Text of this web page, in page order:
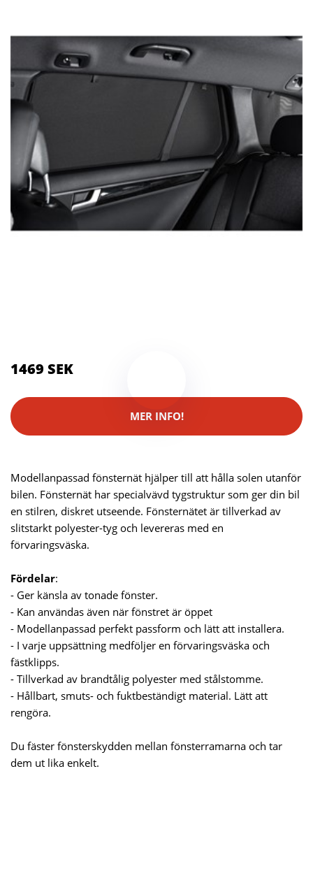
1469 SEK
MER INFO!
Modellanpassad fönsternät hjälper till att hålla solen utanför
bilen. Fönsternät har specialvävd tygstruktur som ger din bil
en stilren, diskret utseende. Fönsternätet är tillverkad av
slitstarkt polyester-tyg och levereras med en
förvaringsväska.
Fördelar:
- Ger känsla av tonade fönster.
- Kan användas även när fönstret är öppet
- Modellanpassad perfekt passform och lätt att installera.
- I varje uppsättning medföljer en förvaringsväska och
fästklipps.
- Tillverkad av brandtålig polyester med stålstomme.
- Hållbart, smuts- och fuktbeständigt material. Lätt att
rengöra.
Du fäster fönsterskydden mellan fönsterramarna och tar
dem ut lika enkelt.